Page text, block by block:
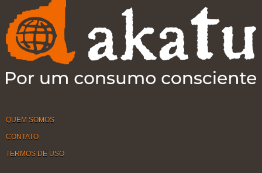
QUEM SOMOS
CONTATO
TERMOS DE USO